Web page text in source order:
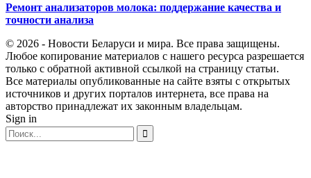
Ремонт анализаторов молока: поддержание качества и
точности анализа
© 2026 - Новости Беларуси и мира. Все права защищены.
Любое копирование материалов с нашего ресурса разрешается
только с обратной активной ссылкой на страницу статьи.
Все материалы опубликованные на сайте взяты с открытых
источников и других порталов интернета, все права на
авторство принадлежат их законным владельцам.
Sign in